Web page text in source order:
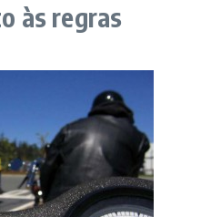
às regras